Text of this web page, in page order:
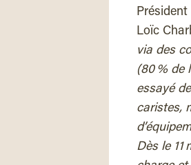
Loïc
via des
(80 % de
essayé
caristes,
Dès le